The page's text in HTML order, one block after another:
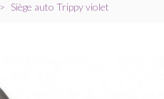
> Siège auto Trippy violet